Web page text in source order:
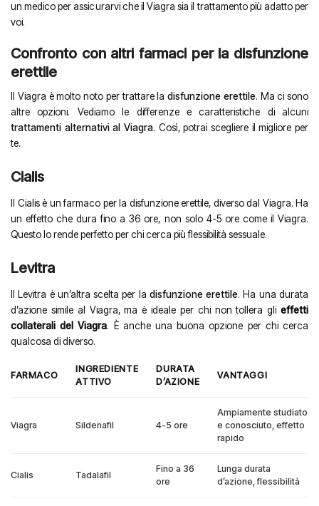
un medico per assicurarvi che il Viagra sia il trattamento più adatto per
voi.
Confronto con altri farmaci per la disfunzione
erettile
Il Viagra è molto noto per trattare la disfunzione erettile. Ma ci sono
altre opzioni. Vediamo le differenze e caratteristiche di alcuni
trattamenti alternativi al Viagra. Così, potrai scegliere il migliore per
te.
Cialis
Il Cialis è un farmaco per la disfunzione erettile, diverso dal Viagra. Ha
un effetto che dura fino a 36 ore, non solo 4-5 ore come il Viagra.
Questo lo rende perfetto per chi cerca più flessibilità sessuale.
Levitra
Il Levitra è un’altra scelta per la disfunzione erettile. Ha una durata
d’azione simile al Viagra, ma è ideale per chi non tollera gli effetti
collaterali del Viagra. È anche una buona opzione per chi cerca
qualcosa di diverso.
FARMACO
INGREDIENTE
ATTIVO
DURATA
D’AZIONE
VANTAGGI
Viagra Sildenafil 4-5 ore
Ampiamente studiato
e conosciuto, effetto
rapido
Cialis Tadalafil
Fino a 36
ore
Lunga durata
d’azione, flessibilità